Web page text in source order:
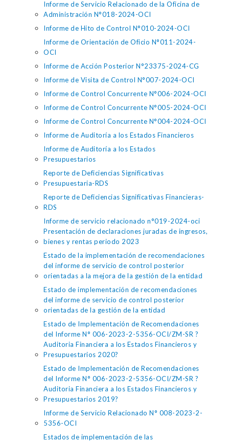
Informe de Servicio Relacionado de la Oficina de
Administración N°018-2024-OCI
Informe de Hito de Control N°010-2024-OCI
Informe de Orientación de Oficio N°011-2024-
OCI
Informe de Acción Posterior N°23375-2024-CG
Informe de Visita de Control N°007-2024-OCI
Informe de Control Concurrente N°006-2024-OCI
Informe de Control Concurrente N°005-2024-OCI
Informe de Control Concurrente N°004-2024-OCI
Informe de Auditoría a los Estados Financieros
Informe de Auditoría a los Estados
Presupuestarios
Reporte de Deficiencias Significativas
Presupuestaria-RDS
Reporte de Deficiencias Significativas Financieras-
RDS
Informe de servicio relacionado n°019-2024-oci
Presentación de declaraciones juradas de ingresos,
bienes y rentas periodo 2023
Estado de la implementación de recomendaciones
del informe de servicio de control posterior
orientadas a la mejora de la gestión de la entidad
Estado de implementación de recomendaciones
del informe de servicio de control posterior
orientadas de la gestión de la entidad
Estado de Implementación de Recomendaciones
del Informe N° 006-2023-2-5356-OCI/ZM-SR ?
Auditoria Financiera a los Estados Financieros y
Presupuestarios 2020?
Estado de Implementación de Recomendaciones
del Informe N° 006-2023-2-5356-OCI/ZM-SR ?
Auditoria Financiera a los Estados Financieros y
Presupuestarios 2019?
Informe de Servicio Relacionado N° 008-2023-2-
5356-OCI
Estados de implementación de las